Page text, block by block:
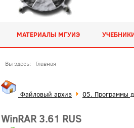
МАТЕРИАЛЫ МГУИЭ
Вы здесь: Главная
Файловый архив 05. Программы
WinRAR 3.61 RUS